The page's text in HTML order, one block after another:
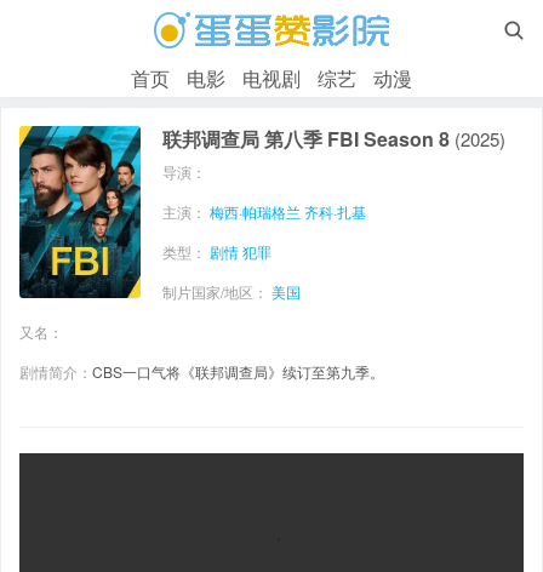

首页 电影 电视剧 综艺 动漫
联邦调查局 第八季 FBI Season 8 (2025)
导演：
主演： 梅西·帕瑞格兰 齐科·扎基
类型： 剧情犯罪
制片国家/地区： 美国
又名：
剧情简介： CBS一口气将《联邦调查局》续订至第九季。